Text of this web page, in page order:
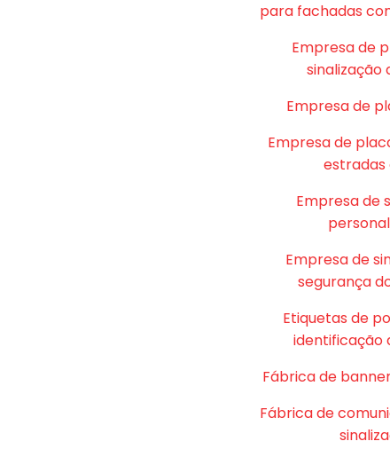
para fachadas
Empresa de
sinalização
Empresa de
Empresa de
estradas
Empresa de
Empresa de
segurança
Etiquetas de
identificação
Fábrica de
Fábrica de